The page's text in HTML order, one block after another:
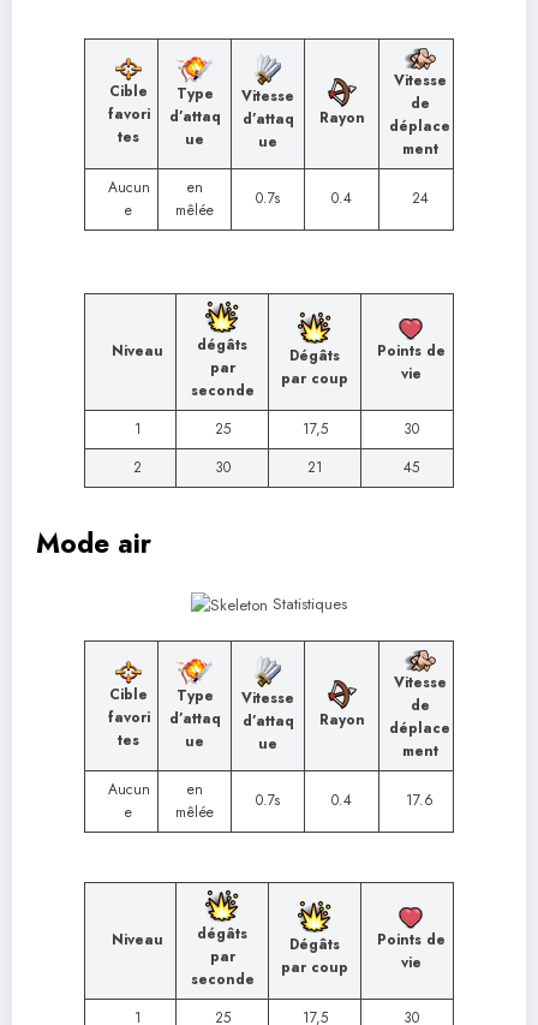
Cible
favori
tes
Type
d’attaq
ue
Vitesse
d’attaq
ue
Rayon
Vitesse
de
déplace
ment
Aucun
e
en
mêlée
0.7s 0.4 24
Niveau
dégâts
par
seconde
Dégâts
par coup
Points de
vie
1 25 17,5
30
2
30 21 45
Mode air
Statistiques
Cible
favori
tes
Type
d’attaq
ue
Vitesse
d’attaq
ue
Rayon
Vitesse
de
déplace
ment
Aucun
e
en
mêlée
0.7s 0.4 17.6
Niveau
dégâts
par
seconde
Dégâts
par coup
Points de
vie
1 25 17,5 30